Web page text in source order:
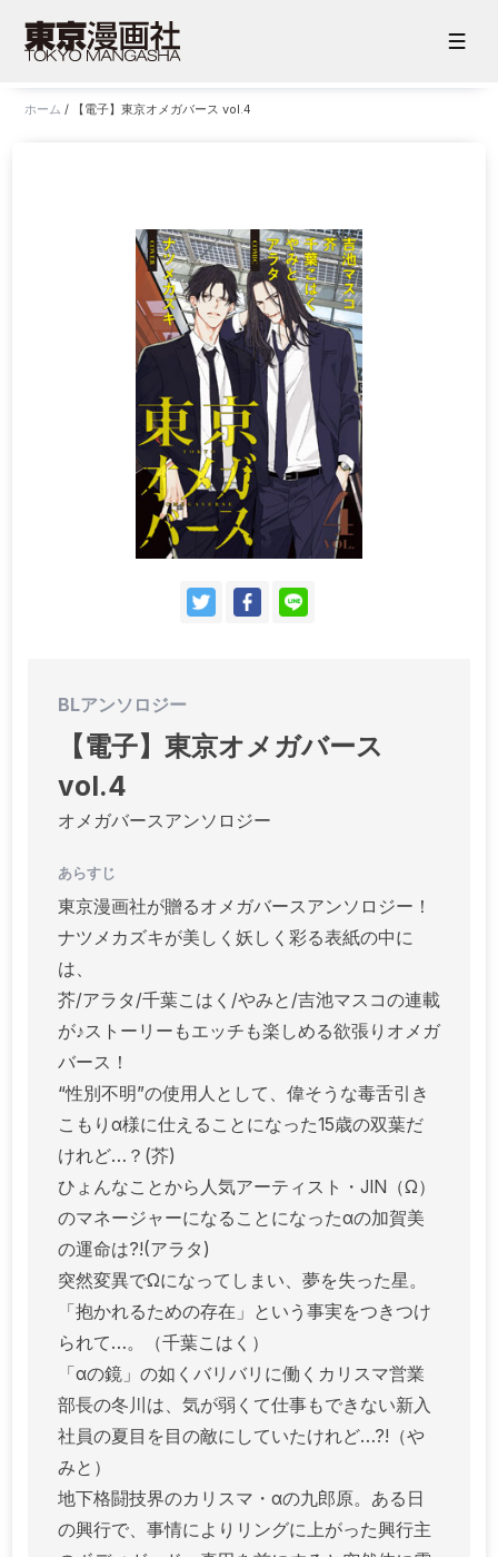
販売サイト
書籍版
グッズ
ご意見・ご感想
お問い合わせ
持ち込み・作品投稿
作家さんへのプレゼント品
ドラマCD
ホーム / 【電子】東京オメガバース vol.4
BLアンソロジー
【電子】東京オメガバース
vol.4
オメガバースアンソロジー
あらすじ
東京漫画社が贈るオメガバースアンソロジー！
ナツメカズキが美しく妖しく彩る表紙の中に
は、
芥/アラタ/千葉こはく/やみと/吉池マスコの連載
が♪ストーリーもエッチも楽しめる欲張りオメガ
バース！
“性別不明”の使用人として、偉そうな毒舌引き
こもりα様に仕えることになった15歳の双葉だ
けれど…？(芥)
ひょんなことから人気アーティスト・JIN（Ω）
のマネージャーになることになったαの加賀美
の運命は?!(アラタ)
突然変異でΩになってしまい、夢を失った星。
「抱かれるための存在」という事実をつきつけ
られて…。（千葉こはく）
「αの鏡」の如くバリバリに働くカリスマ営業
部長の冬川は、気が弱くて仕事もできない新入
社員の夏目を目の敵にしていたけれど…?!（や
みと）
地下格闘技界のカリスマ・αの九郎原。ある日
の興行で、事情によりリングに上がった興行主